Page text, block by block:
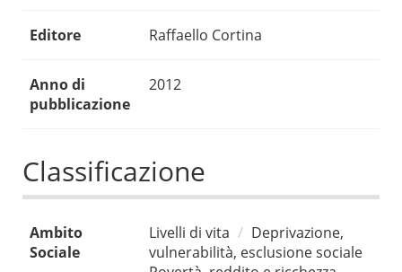
Editore Raffaello Cortina
Anno di
pubblicazione
2012
Classificazione
Ambito
Sociale
Livelli di vita
Deprivazione,
vulnerabilità, esclusione sociale